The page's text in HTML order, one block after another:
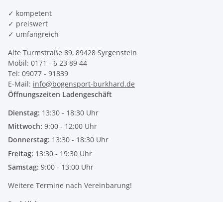
✓ kompetent
✓ preiswert
✓ umfangreich
Alte Turmstraße 89, 89428 Syrgenstein
Mobil: 0171 - 6 23 89 44
Tel: 09077 - 91839
E-Mail: info@bogensport-burkhard.de
Öffnungszeiten Ladengeschäft
Dienstag: 13:30 - 18:30 Uhr
Mittwoch: 9:00 - 12:00 Uhr
Donnerstag: 13:30 - 18:30 Uhr
Freitag: 13:30 - 19:30 Uhr
Samstag: 9:00 - 13:00 Uhr
Weitere Termine nach Vereinbarung!